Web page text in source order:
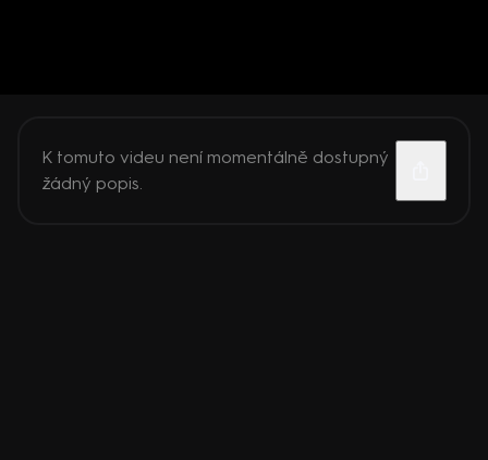
K tomuto videu není momentálně dostupný
žádný popis.